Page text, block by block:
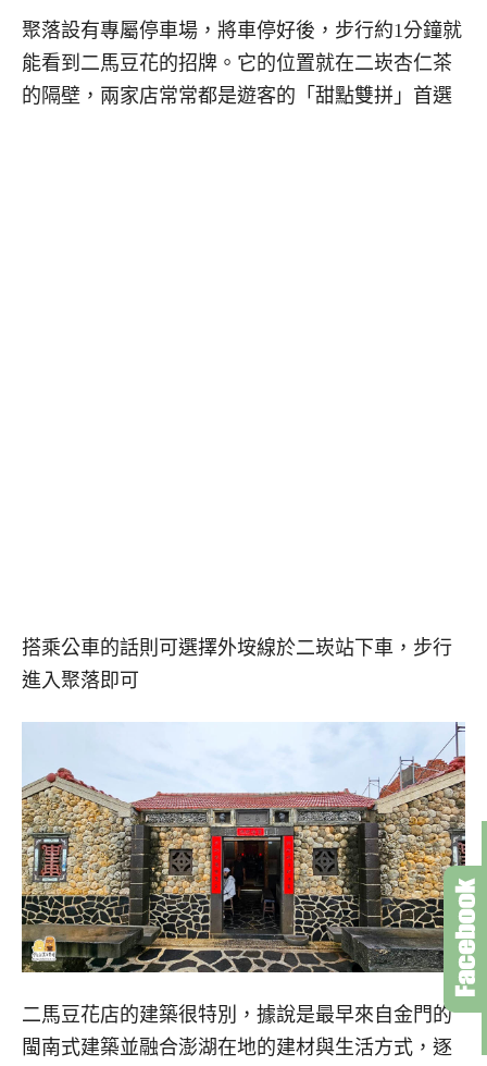
聚落設有專屬停車場，將車停好後，步行約1分鐘就
能看到二馬豆花的招牌。它的位置就在二崁杏仁茶
的隔壁，兩家店常常都是遊客的「甜點雙拼」首選
搭乘公車的話則可選擇外垵線於二崁站下車，步行
進入聚落即可
二馬豆花店的建築很特別，據說是最早來自金門的
閩南式建築並融合澎湖在地的建材與生活方式，逐